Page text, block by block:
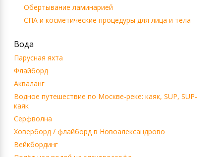
Обертывание ламинарией
СПА и косметические процедуры для лица и тела
Вода
Парусная яхта
Флайборд
Акваланг
Водное путешествие по Москве-реке: каяк, SUP, SUP-
каяк
Серфволна
Ховерборд / флайборд в Новоалександрово
Вейкбординг